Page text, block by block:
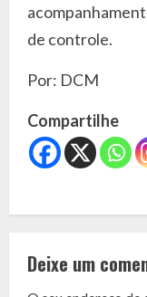
de controle.
Por: DCM
Compartilhe
C
n
Deixe um